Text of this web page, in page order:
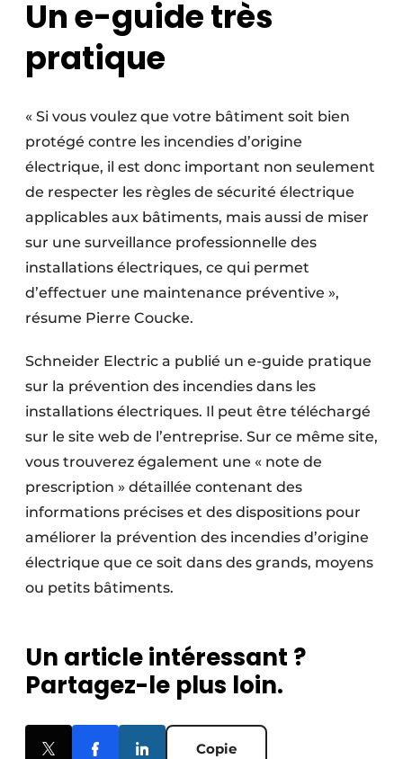
Un e-guide très
pratique
« Si vous voulez que votre bâtiment soit bien
protégé contre les incendies d’origine
électrique, il est donc important non seulement
de respecter les règles de sécurité électrique
applicables aux bâtiments, mais aussi de miser
sur une surveillance professionnelle des
installations électriques, ce qui permet
d’effectuer une maintenance préventive »,
résume Pierre Coucke.
Schneider Electric a publié un e-guide pratique
sur la prévention des incendies dans les
installations électriques. Il peut être téléchargé
sur le site web de l’entreprise. Sur ce même site,
vous trouverez également une « note de
prescription » détaillée contenant des
informations précises et des dispositions pour
améliorer la prévention des incendies d’origine
électrique que ce soit dans des grands, moyens
ou petits bâtiments.
Un article intéressant ?
Partagez-le plus loin.
Copie